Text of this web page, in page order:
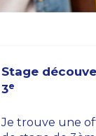
Stage
3e
Je trouve une